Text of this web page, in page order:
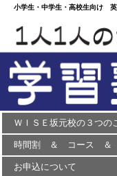
小学生・中学生・高校生向け 英
ＷＩＳＥ坂元校の３つの
時間割 ＆ コース ＆
お申込について